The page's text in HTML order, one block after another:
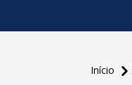
Início